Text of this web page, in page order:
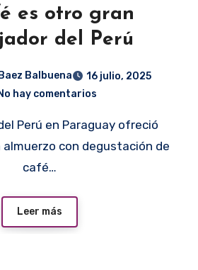
es otro gran
del Perú
Balbuena
16 julio, 2025
hay comentarios
almuerzo con degustación de
café…
Leer más